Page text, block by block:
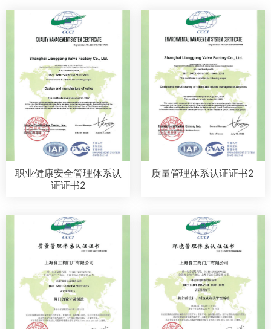
职业健康安全管理体系认
证证书2
质量管理体系认证证书2